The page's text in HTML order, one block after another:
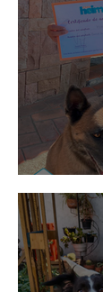
Morris